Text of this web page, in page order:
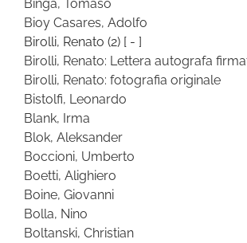
Binga, Tomaso
Bioy Casares, Adolfo
Birolli, Renato (2) [ - ]
Birolli, Renato: Lettera autografa
Birolli, Renato: fotografia originale
Bistolfi, Leonardo
Blank, Irma
Blok, Aleksander
Boccioni, Umberto
Boetti, Alighiero
Boine, Giovanni
Bolla, Nino
Boltanski, Christian